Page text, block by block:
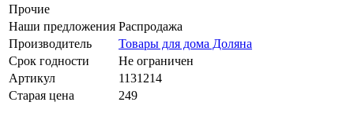
Прочие
Наши предложения Распродажа
Производитель
Товары для дома Доляна
Срок годности
Не ограничен
Артикул
1131214
Старая цена
249